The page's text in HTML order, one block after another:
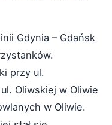
Gdynia – Gdańsk
przy ul.
Oliwskiej w Oliwie
w Oliwie.